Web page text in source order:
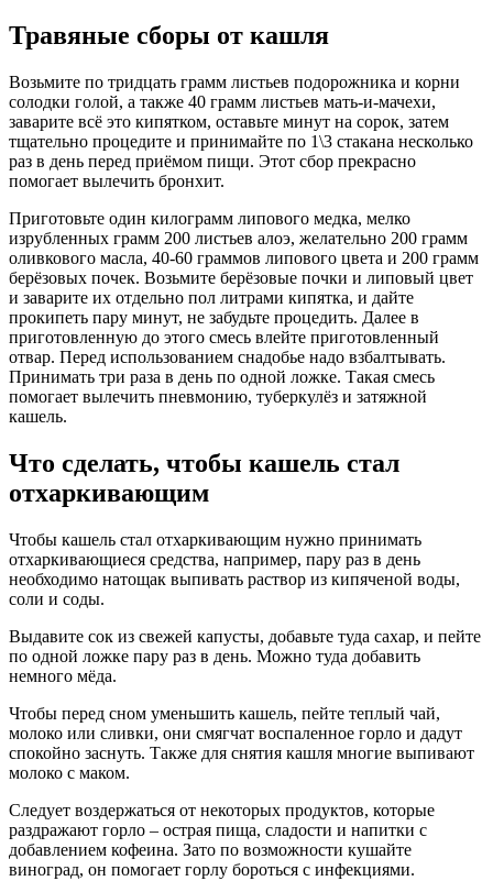
Травяные сборы от кашля
Возьмите по тридцать грамм листьев подорожника и корни
солодки голой, а также 40 грамм листьев мать-и-мачехи,
заварите всё это кипятком, оставьте минут на сорок, затем
тщательно процедите и принимайте по 1\3 стакана несколько
раз в день перед приёмом пищи. Этот сбор прекрасно
помогает вылечить бронхит.
Приготовьте один килограмм липового медка, мелко
изрубленных грамм 200 листьев алоэ, желательно 200 грамм
оливкового масла, 40-60 граммов липового цвета и 200 грамм
берёзовых почек. Возьмите берёзовые почки и липовый цвет
и заварите их отдельно пол литрами кипятка, и дайте
прокипеть пару минут, не забудьте процедить. Далее в
приготовленную до этого смесь влейте приготовленный
отвар. Перед использованием снадобье надо взбалтывать.
Принимать три раза в день по одной ложке. Такая смесь
помогает вылечить пневмонию, туберкулёз и затяжной
кашель.
Что сделать, чтобы кашель стал
отхаркивающим
Чтобы кашель стал отхаркивающим нужно принимать
отхаркивающиеся средства, например, пару раз в день
необходимо натощак выпивать раствор из кипяченой воды,
соли и соды.
Выдавите сок из свежей капусты, добавьте туда сахар, и пейте
по одной ложке пару раз в день. Можно туда добавить
немного мёда.
Чтобы перед сном уменьшить кашель, пейте теплый чай,
молоко или сливки, они смягчат воспаленное горло и дадут
спокойно заснуть. Также для снятия кашля многие выпивают
молоко с маком.
Следует воздержаться от некоторых продуктов, которые
раздражают горло – острая пища, сладости и напитки с
добавлением кофеина. Зато по возможности кушайте
виноград, он помогает горлу бороться с инфекциями.